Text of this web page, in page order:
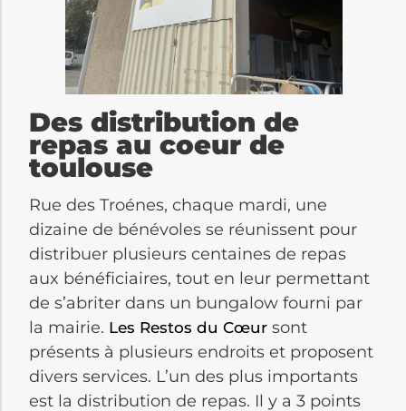
Des distribution de
repas au coeur de
toulouse
Rue des Troénes, chaque mardi, une
dizaine de bénévoles se réunissent pour
distribuer plusieurs centaines de repas
aux bénéficiaires, tout en leur permettant
de s’abriter dans un bungalow fourni par
la mairie. Les Restos du Cœur sont
présents à plusieurs endroits et proposent
divers services. L’un des plus importants
est la distribution de repas. Il y a 3 points